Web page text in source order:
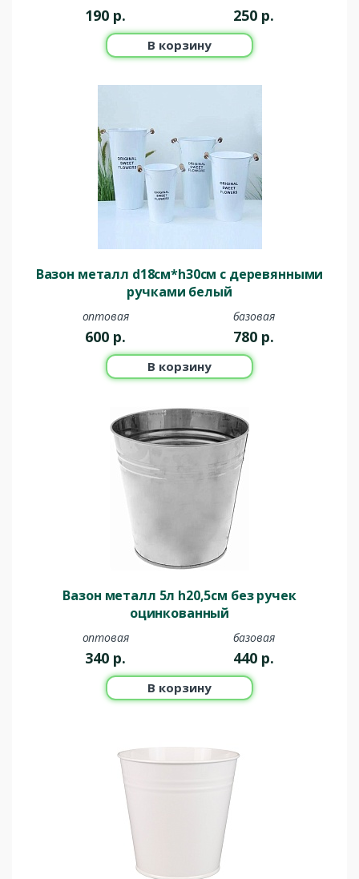
190 р. 250 р.
В корзину
Вазон металл d18см*h30см с деревянными
ручками белый
оптовая
600 р.
базовая
780 р.
В корзину
Вазон металл 5л h20,5см без ручек
оцинкованный
оптовая
340 р.
базовая
440 р.
В корзину